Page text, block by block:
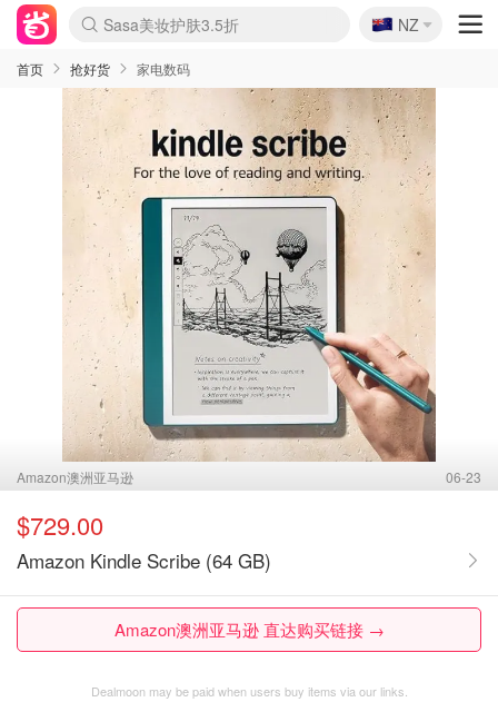
lululemon折扣上新
Sasa美妆护肤3.5折
SSENSE年中2.5折
FreshBeauty好价汇总
Cettire降价+叠9折
WWS Coles超市实拍
viagogo二手票捡漏
Myer超级周末
The Outnet奢牌1折起
David Jones 3折起
Flannels大牌1折
Perfumes Club护肤1折
AMIRO面罩$251
Amazon折扣汇总
eToro入金$200送$50
Amazon数码好物
ICONIC本周7.5折
ThedoubleF高奢地板价
Moose Knuckles 6折
丝芙兰5折起
EUFY摄像头$98
Selenichast首饰2折
Trip机票酒店促销
YSL送5件彩妆礼
Amazon家居好物
Amazon美妆护肤
雅漾大喷$8
过敏原检测盒$33
伊索独家赠50ml沐浴露
科颜氏高保湿面霜$29
SEALIFE海洋馆门票6折
丝塔芙大白罐$16
订阅Newsletter送香薰
Cult Beauty 6.8折
Harrods圣诞日历$525
LN-CC奢牌私促3折
d'Alba空姐喷雾$16
EVE LOM套装£56
Bernardelli独家4折
Adore Beauty 6折起
CT圣诞日历
Mytheresa奢品2.7折
Luxury Escapes 9折
Currentbody美容仪$881
MOON Garden Live
Roborock扫地机$649
Tingo Life水杯$24
Valentino官网5折
CR洗护套装$23
修丽可4件套$159
Myer彩妆2件7折
GANNI官网4.5折
Stylevana韩妆4折
Tessabit高奢8.5折
OGX洗发水$11
Amazon阿德莱德次日达
卡诗8.5折+赠礼
Philips Hue灯具8折
🇳🇿
NZ
首页 抢好货 家电数码
Amazon澳洲亚马逊 06-23
$729.00
Amazon Kindle Scribe (64 GB)
Amazon澳洲亚马逊 直达购买链接 →
Dealmoon may be paid when users buy items via our links.